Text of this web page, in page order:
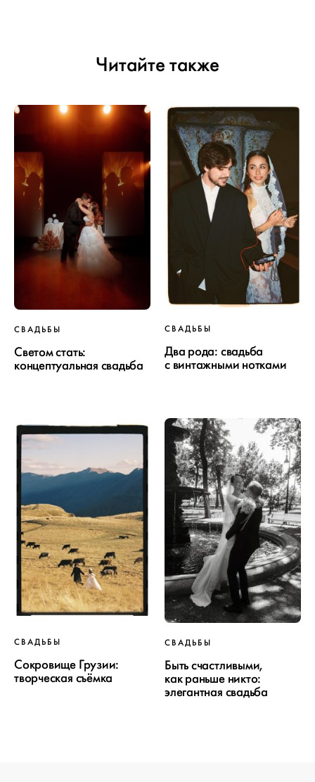
Читайте также
СВАДЬБЫ
Светом стать:
концептуальная свадьба
СВАДЬБЫ
Два рода: свадьба
с винтажными нотками
СВАДЬБЫ
Сокровище Грузии:
творческая съёмка
СВАДЬБЫ
Быть счастливыми,
как раньше никто:
элегантная свадьба
ПРОЕКТ
СВАДЬБЫ